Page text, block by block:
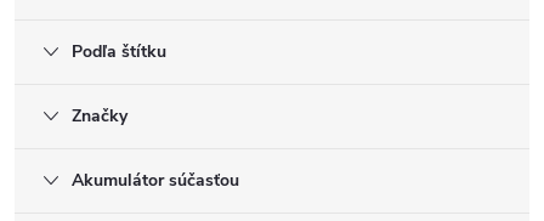
Podľa štítku
Značky
Akumulátor súčasťou